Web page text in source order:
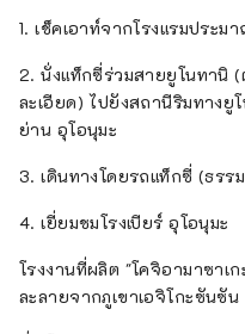
1. เช็คเอาท์จากโรงแรมประม
2. นั่งแท็กซี่ร่วมสายยูโนทานิ
ละเอียด) ไปยังสถานีริมทาง
ย่าน อุโอนุมะ
3. เดินทางโดยรถแท็กซี่ (ธรร
4. เยี่ยมชมโรงเบียร์ อุโอนุมะ
โรงงานที่ผลิต "โคจิอามาซาเ
ละลายจากภูเขาเอจิโกะซันซัน